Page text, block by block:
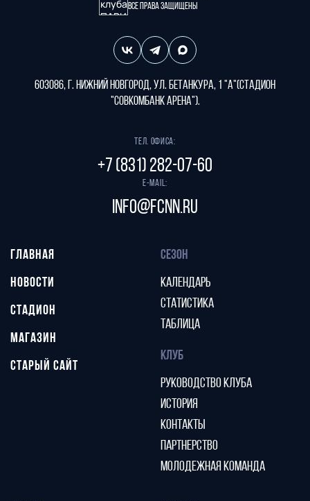
Все права защищены
603086, г. Нижний Новгород, ул. Бетанкура, 1 "А"(стадион
"СОВКОМБАНК АРЕНА").
Тел. офиса:
+7 (831) 282-07-60
E-mail:
info@fcnn.ru
ГЛАВНАЯ
НОВОСТИ
СТАДИОН
МАГАЗИН
СТАРЫЙ САЙТ
СЕЗОН
КАЛЕНДАРЬ
СТАТИСТИКА
ТАБЛИЦА
КЛУБ
РУКОВОДСТВО КЛУБА
ИСТОРИЯ
КОНТАКТЫ
ПАРТНЕРСТВО
МОЛОДЕЖНАЯ КОМАНДА